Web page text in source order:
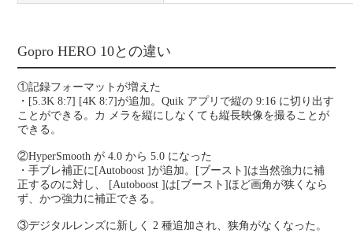
Gopro HERO 10との違い
①記録フォーマットが増えた
・[5.3K 8:7] [4K 8:7]が追加。Quik アプリで縦の 9:16 に切り出す
ことができる。カ メラを縦にしなくても縦長映像を撮ることが
できる。
②HyperSmooth が 4.0 から 5.0 になった
・手ブレ補正に[Autoboost ]が追加。[ブースト]は当然強力に補
正するのに対し、 [Autoboost ]は[ブースト]ほど画角が狭くなら
ず、かつ強力に補正できる。
③デジタルレンズに新しく 2 種追加され、狭角がなくなった。